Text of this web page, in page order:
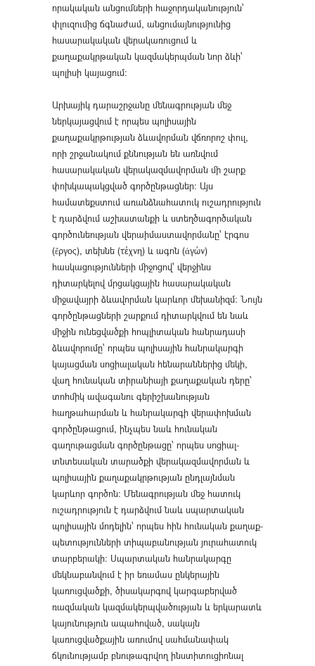
որակական անցումների հաջորդականություն՝
փլուզումից ճգնաժամ, անցումայնությունից
հասարակական վերակառուցում և
քաղաքակրթական կազմակերպման նոր ձևի՝
պոլիսի կայացում։
Արխայիկ դարաշրջանը մենագրության մեջ
ներկայացվում է որպես պոլիսային
քաղաքակրթության ձևավորման վճռորոշ փուլ,
որի շրջանակում քննության են առնվում
հասարակական վերակազմավորման մի շարք
փոխկապակցված գործընթացներ։ Այս
համատեքստում առանձնահատուկ ուշադրություն
է դարձվում աշխատանքի և ստեղծագործական
գործունեության վերաիմաստավորմանը՝ էրգոս
(ἔργος), տեխնե (τέχνη) և ագոն (ἀγών)
հասկացությունների միջոցով՝ վերջինս
դիտարկելով մրցակցային հասարակական
միջավայրի ձևավորման կարևոր մեխանիզմ։ Նույն
գործընթացների շարքում դիտարկվում են նաև
միջին ունեցվածքի հոպլիտական հանրադասի
ձևավորումը՝ որպես պոլիսային հանրակարգի
կայացման սոցիալական հենարաններից մեկի,
վաղ հունական տիրանիայի քաղաքական դերը՝
տոհմիկ ավագանու գերիշխանության
հաղթահարման և հանրակարգի վերափոխման
գործընթացում, ինչպես նաև հունական
գաղութացման գործընթացը՝ որպես սոցիալ-
տնտեսական տարածքի վերակազմավորման և
պոլիսային քաղաքակրթության ընդլայնման
կարևոր գործոն։ Մենագրության մեջ հատուկ
ուշադրություն է դարձվում նաև սպարտական
պոլիսային մոդելին՝ որպես հին հունական քաղաք-
պետությունների տիպաբանության յուրահատուկ
տարբերակի։ Սպարտական հանրակարգը
մեկնաբանվում է իր եռամաս ընկերային
կառուցվածքի, ծիսակարգով կարգաբերված
ռազմական կազմակերպվածության և երկարատև
կայունություն ապահոված, սակայն
կառուցվածքային առումով սահմանափակ
ճկունությամբ բնութագրվող ինստիտուցիոնալ